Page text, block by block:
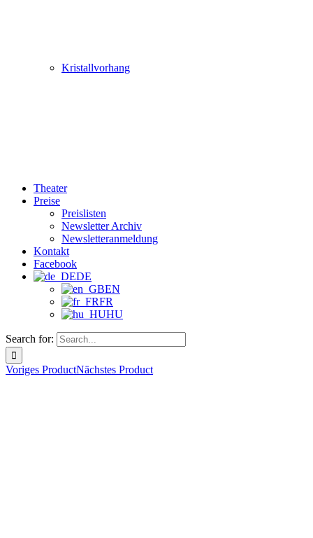
Kristallvorhang
Theater
Preise
Preislisten
Newsletter Archiv
Newsletteranmeldung
Kontakt
Facebook
DE
EN
FR
HU
Search for:
Voriges ProductNächstes Product